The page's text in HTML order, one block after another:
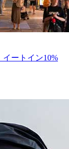
ートイン10%